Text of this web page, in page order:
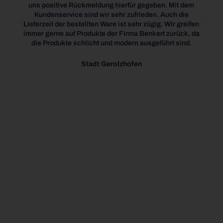
uns positive Rückmeldung hierfür gegeben. Mit dem
Kundenservice sind wir sehr zufrieden. Auch die
Lieferzeit der bestellten Ware ist sehr zügig. Wir greifen
immer gerne auf Produkte der Firma Benkert zurück, da
die Produkte schlicht und modern ausgeführt sind.
Stadt Gerolzhofen